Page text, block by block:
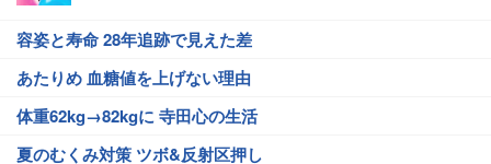
容姿と寿命 28年追跡で見えた差
あたりめ 血糖値を上げない理由
体重62kg→82kgに 寺田心の生活
夏のむくみ対策 ツボ&反射区押し